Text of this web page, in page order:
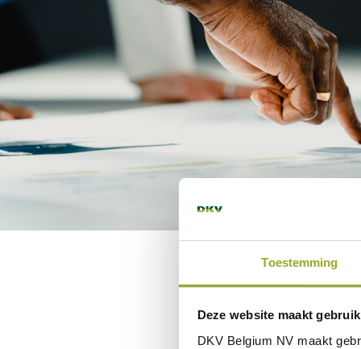
Toestemming
Deze website maakt
DKV Belgium NV maakt